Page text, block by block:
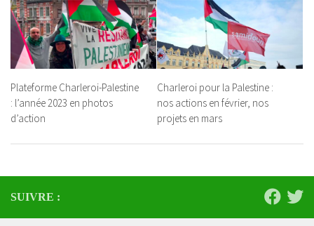
Plateforme Charleroi-Palestine
: l’année 2023 en photos
d’action
Charleroi pour la Palestine :
nos actions en février, nos
projets en mars
SUIVRE :